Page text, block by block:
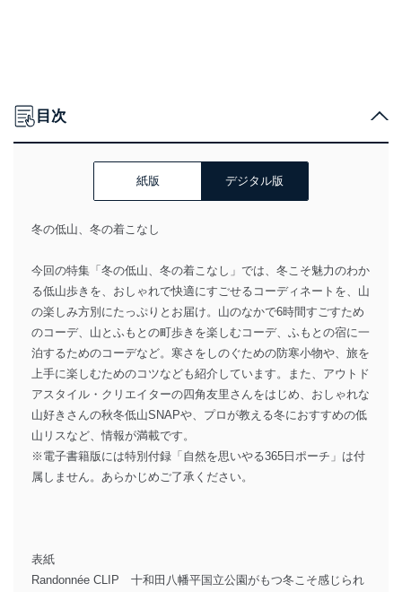
目次
紙版 デジタル版
冬の低山、冬の着こなし
今回の特集「冬の低山、冬の着こなし」では、冬こそ魅力のわか
る低山歩きを、おしゃれで快適にすごせるコーディネートを、山
の楽しみ方別にたっぷりとお届け。山のなかで6時間すごすため
のコーデ、山とふもとの町歩きを楽しむコーデ、ふもとの宿に一
泊するためのコーデなど。寒さをしのぐための防寒小物や、旅を
上手に楽しむためのコツなども紹介しています。また、アウトド
アスタイル・クリエイターの四角友里さんをはじめ、おしゃれな
山好きさんの秋冬低山SNAPや、プロが教える冬におすすめの低
山リスなど、情報が満載です。
※電子書籍版には特別付録「自然を思いやる365日ポーチ」は付
属しません。あらかじめご了承ください。
表紙
Randonnée CLIP 十和田八幡平国立公園がもつ冬こそ感じられ